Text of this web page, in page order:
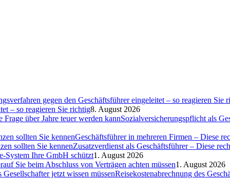
– so reagieren Sie richtig8. August 2026
Sozialversicherungspflicht als
Geschäftsführer in mehreren Firmen – Diese
Zusatzverdienst als Geschäftsführer – Diese
System Ihre GmbH schützt1. August 2026
Sie beim Abschluss von Verträgen achten müssen1. August 2026
Reisekostenabrechnung des